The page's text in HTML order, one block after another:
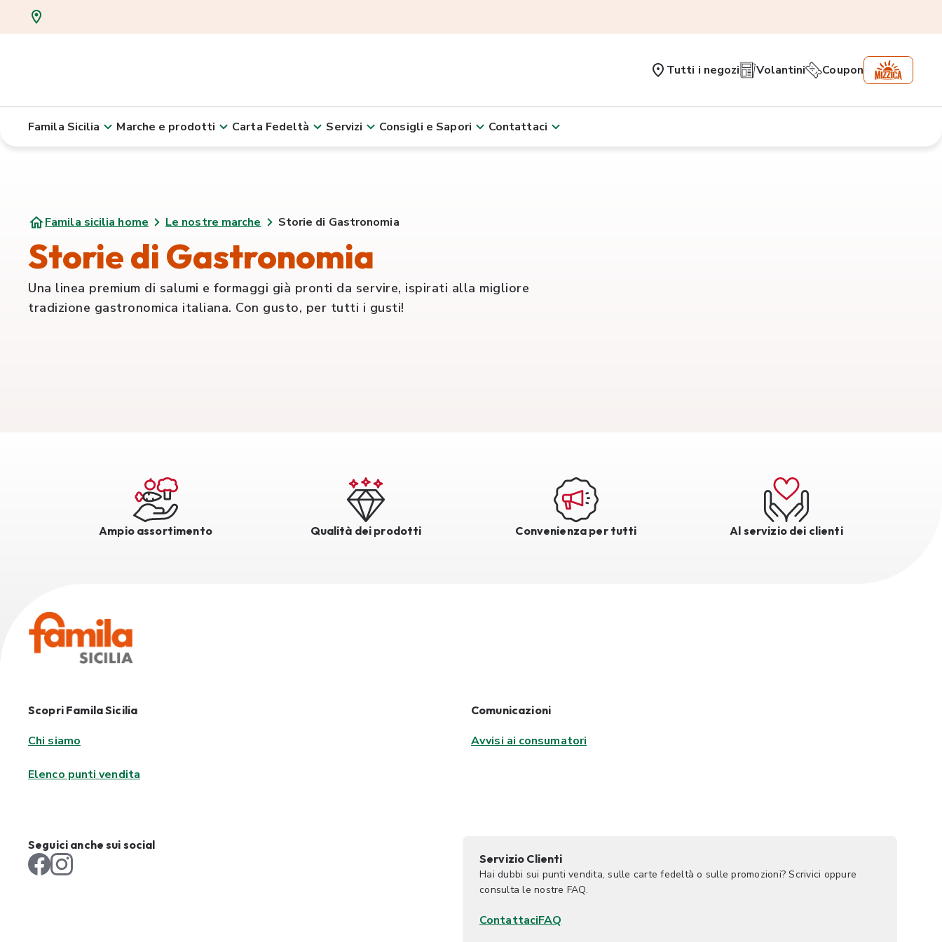
Tutti i negozi Volantini Coupon
Famila Sicilia Marche e prodotti Carta Fedeltà Servizi Consigli e Sapori Contattaci
Famila sicilia home Le nostre marche Storie di Gastronomia
Storie di Gastronomia
Una linea premium di salumi e formaggi già pronti da servire, ispirati alla migliore
tradizione gastronomica italiana. Con gusto, per tutti i gusti!
Ampio assortimento Qualità dei prodotti Convenienza per tutti Al servizio dei clienti
Scopri Famila Sicilia
Chi siamo
Elenco punti vendita
Comunicazioni
Avvisi ai consumatori
Seguici anche sui social
Servizio Clienti
Hai dubbi sui punti vendita, sulle carte fedeltà o sulle promozioni? Scrivici oppure
consulta le nostre FAQ.
ContattaciFAQ